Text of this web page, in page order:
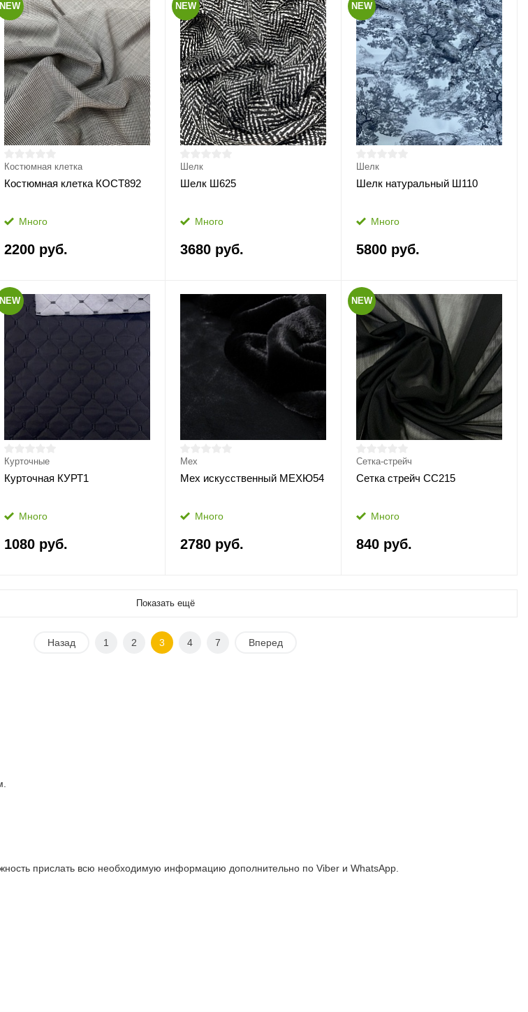
NEW
Костюмная клетка
Костюмная клетка КОСТ892
Много
2200 руб.
NEW
Шелк
Шелк Ш625
Много
3680 руб.
NEW
Шелк
Шелк натуральный Ш110
Много
5800 руб.
NEW
Курточные
Курточная КУРТ1
Много
1080 руб.
Мех
Мех искусственный МЕХЮ54
Много
2780 руб.
NEW
Сетка-стрейч
Сетка стрейч СС215
Много
840 руб.
Показать ещё
Назад 1 2 3 4 7 Вперед
прислать всю необходимую информацию дополнительно по Viber и WhatsApp.